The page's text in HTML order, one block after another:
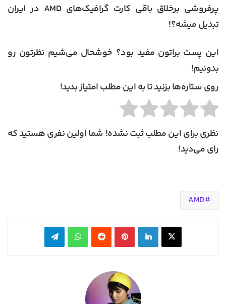
پرفروشی برخلاق باقی کارت گرافیک‌های AMD در ایران
تبدیل میشه؟!
این پست براتون مفید بود؟ خوشحال می‌شیم نظرتون رو
بدونیم!
روی ستاره‌ها بزنید تا به این مطلب امتیاز بدید!
نظری برای این مطلب ثبت نشده! شما اولین نفری هستید که
رای می‌دید!
AMD
X لینکدین ‫پین‌ترست‫رددیت واتس آپ تلگرام